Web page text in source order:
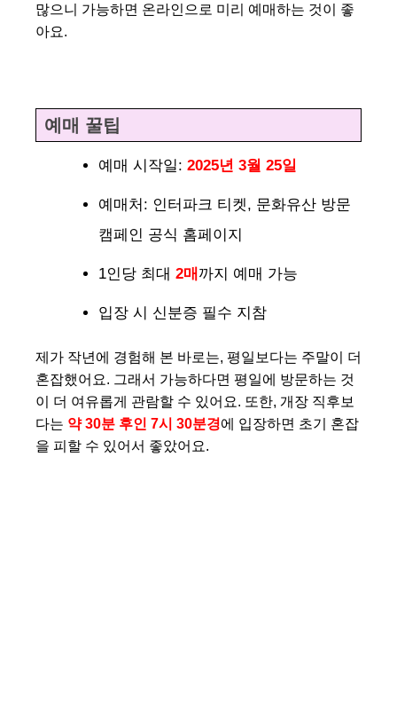
많으니 가능하면 온라인으로 미리 예매하는 것이 좋
아요.
예매 꿀팁
예매 시작일: 2025년 3월 25일
예매처: 인터파크 티켓, 문화유산 방문
캠페인 공식 홈페이지
1인당 최대 2매 까지 예매 가능
입장 시 신분증 필수 지참
제가 작년에 경험해 본 바로는, 평일보다는 주말이 더
혼잡했어요. 그래서 가능하다면 평일에 방문하는 것
이 더 여유롭게 관람할 수 있어요. 또한, 개장 직후보
다는 약 30분 후인 7시 30분경에 입장하면 초기 혼잡
을 피할 수 있어서 좋았어요.